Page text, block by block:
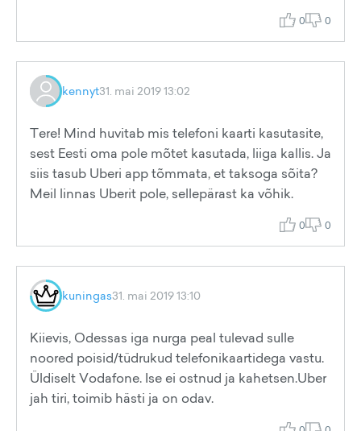
0 0
kennyt31. mai 2019 13:02
Tere! Mind huvitab mis telefoni kaarti kasutasite,
sest Eesti oma pole mõtet kasutada, liiga kallis. Ja
siis tasub Uberi app tõmmata, et taksoga sõita?
Meil linnas Uberit pole, sellepärast ka võhik.
0 0
kuningas31. mai 2019 13:10
Kiievis, Odessas iga nurga peal tulevad sulle
noored poisid/tüdrukud telefonikaartidega vastu.
Üldiselt Vodafone. Ise ei ostnud ja kahetsen.Uber
jah tiri, toimib hästi ja on odav.